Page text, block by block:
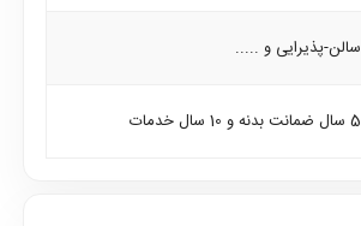
سالن-پذیرایی و .....
5 سال ضمانت بدنه و 10 سال خدمات